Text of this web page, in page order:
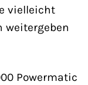
vielleicht
weitergeben
Powermatic